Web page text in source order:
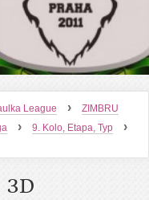
League ›
ZIMBRU
› 9. Kolo, Etapa, Тур ›
3D